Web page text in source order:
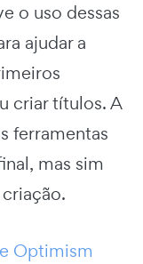
o uso dessas
ajudar a
criar títulos. A
ferramentas
mas sim
Optimism